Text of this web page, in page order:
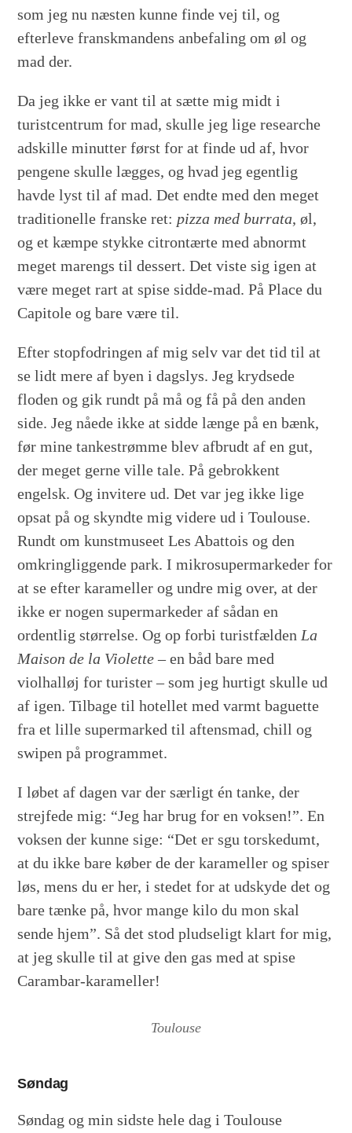
som jeg nu næsten kunne finde vej til, og
efterleve franskmandens anbefaling om øl og
mad der.
Da jeg ikke er vant til at sætte mig midt i
turistcentrum for mad, skulle jeg lige researche
adskille minutter først for at finde ud af, hvor
pengene skulle lægges, og hvad jeg egentlig
havde lyst til af mad. Det endte med den meget
traditionelle franske ret: pizza med burrata, øl,
og et kæmpe stykke citrontærte med abnormt
meget marengs til dessert. Det viste sig igen at
være meget rart at spise sidde-mad. På Place du
Capitole og bare være til.
Efter stopfodringen af mig selv var det tid til at
se lidt mere af byen i dagslys. Jeg krydsede
floden og gik rundt på må og få på den anden
side. Jeg nåede ikke at sidde længe på en bænk,
før mine tankestrømme blev afbrudt af en gut,
der meget gerne ville tale. På gebrokkent
engelsk. Og invitere ud. Det var jeg ikke lige
opsat på og skyndte mig videre ud i Toulouse.
Rundt om kunstmuseet Les Abattois og den
omkringliggende park. I mikrosupermarkeder for
at se efter karameller og undre mig over, at der
ikke er nogen supermarkeder af sådan en
ordentlig størrelse. Og op forbi turistfælden La
Maison de la Violette– en båd bare med
violhalløj for turister – som jeg hurtigt skulle ud
af igen. Tilbage til hotellet med varmt baguette
fra et lille supermarked til aftensmad, chill og
swipen på programmet.
I løbet af dagen var der særligt én tanke, der
strejfede mig: “Jeg har brug for en voksen!”. En
voksen der kunne sige: “Det er sgu torskedumt,
at du ikke bare køber de der karameller og spiser
løs, mens du er her, i stedet for at udskyde det og
bare tænke på, hvor mange kilo du mon skal
sende hjem”. Så det stod pludseligt klart for mig,
at jeg skulle til at give den gas med at spise
Carambar-karameller!
Toulouse
Søndag
Søndag og min sidste hele dag i Toulouse